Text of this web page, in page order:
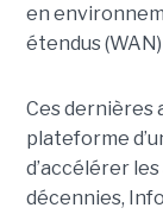
en
étendus
Ces dernières
plateforme
d’accélérer
décennies,